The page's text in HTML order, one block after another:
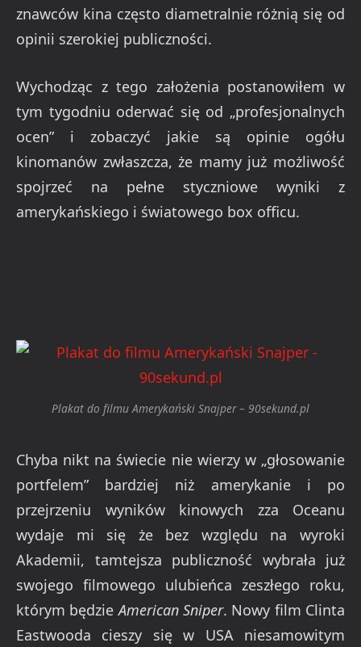
znawców kina często diametralnie różnią się od
opinii szerokiej publiczności.
Wychodząc z tego założenia postanowiłem w
tym tygodniu oderwać się od „profesjonalnych
ocen” i zobaczyć jakie są opinie ogółu
kinomanów zwłaszcza, że mamy już możliwość
spojrzeć na pełne styczniowe wyniki z
amerykańskiego i światowego box officu.
Plakat do filmu Amerykański Snajper – 90sekund.pl
Chyba nikt na świecie nie wierzy w „głosowanie
portfelem” bardziej niż amerykanie i po
przejrzeniu wyników kinowych zza Oceanu
wydaje mi się że bez względu na wyroki
Akademii, tamtejsza publiczność wybrała już
swojego filmowego ulubieńca zeszłego roku,
którym będzieAmerican Sniper. Nowy film Clinta
Eastwooda cieszy się w USA niesamowitym